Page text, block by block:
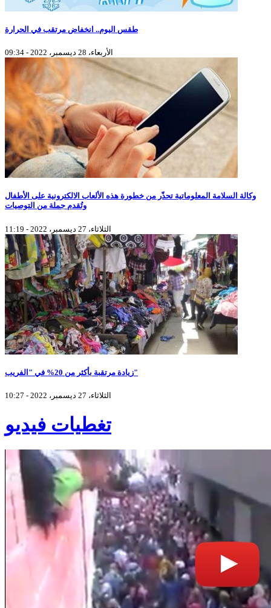
طقس اليوم.. انخفاض مرتقب في الحرارة
الأربعاء، 28 ديسمبر، 2022 - 09:34
وكالة السلامة المعلوماتية تحذّر من خطورة هذه الألعاب الالكترونية على الأطفال
وتُقدم جملة من التوصيات
الثلاثاء، 27 ديسمبر، 2022 - 11:19
زيادة مرتقبة بأكثر من 20% في "الفريب"
الثلاثاء، 27 ديسمبر، 2022 - 10:27
تغطيات فيديو